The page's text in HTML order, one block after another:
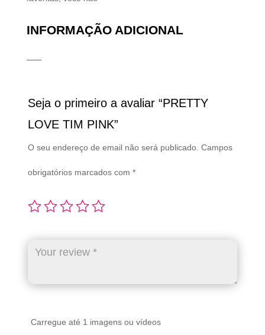
INFORMAÇÃO ADICIONAL
Seja o primeiro a avaliar “PRETTY
LOVE TIM PINK”
O seu endereço de email não será publicado. Campos
obrigatórios marcados com *
Carregue até 1 imagens ou vídeos